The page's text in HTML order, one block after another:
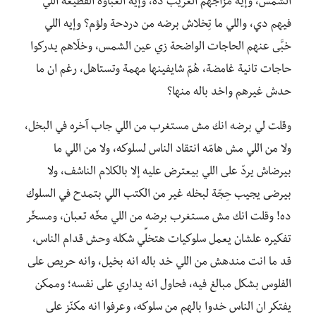
الشمس، وإيه مزاجهم الغريب ده، وإيه الغباوة الفظيعة اللي
فيهم دي، واللي ما تِخلاش برضه من دردحة ولؤم؟ وإيه اللي
خبَّى عنهم الحاجات الواضحة زي عين الشمس، وخلّاهم يدركوا
حاجات تانية غامضة، هُمّ شايفينها مهمة وتستاهل، رغم ان ما
حدش غيرهم واخد باله منها؟
وقلت لي برضه انك مش مستغرب من اللي جاب آخره في البخل،
ولا من اللي مش هامّه انتقاد الناس لسلوكه، ولا من اللي ما
بيرضاش يردّ على اللي بيعترض عليه إلا بالكلام الناشف، ولا
بيرضى يجيب حِجّة لبخله غير من الكتب اللي بتمدح في السلوك
ده! وقلت انك مش مستغرب برضه من اللي مخّه تعبان، ومسخّر
تفكيره علشان يعمل سلوكيات هتخلِّي شكله وحش قدام الناس،
قد ما انت مندهش من اللي خد باله انه بخيل، وانه حريص على
الفلوس بشكل مبالغ فيه، فحاول انه يداري على نفسه؛ وممكن
يفتكر ان الناس خدوا بالهم من سلوكه، وعرفوا انه مكنّز على